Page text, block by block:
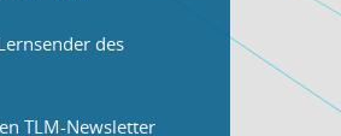
des
TLM-Newsletter